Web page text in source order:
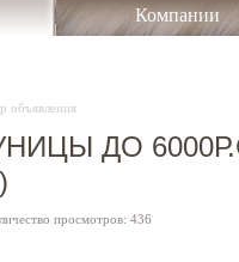
Компании
объявления
ДО
просмотров: 436